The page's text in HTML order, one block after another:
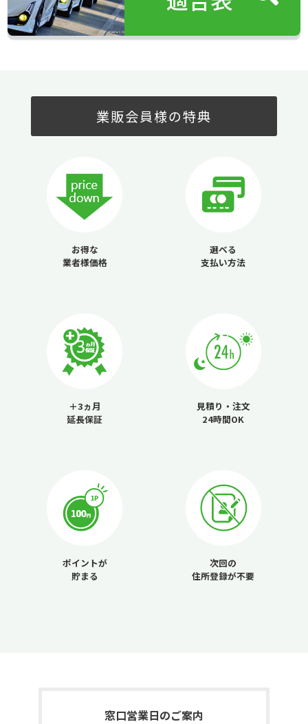
業販会員様の特典
お得な
業者様価格
選べる
支払い方法
＋3ヵ月
延長保証
見積り・注文
24時間OK
ポイントが
貯まる
次回の
住所登録が不要
窓口営業日のご案内